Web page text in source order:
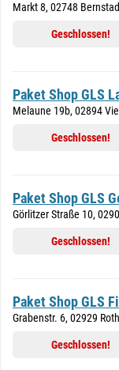
Markt 8, 02748
Geschlossen!
Paket Shop GLS
Melaune 19b, 02894
Geschlossen!
Paket Shop GLS
Görlitzer Straße 10,
Geschlossen!
Paket Shop GLS
Grabenstr. 6, 02929
Geschlossen!